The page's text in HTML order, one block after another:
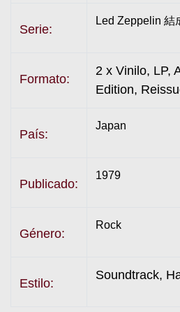
Serie:
Led Zeppelin 結
Formato:
2 x Vinilo, LP,
Edition,
País:
Japan
Publicado:
1979
Género:
Rock
Estilo:
Soundtrack,